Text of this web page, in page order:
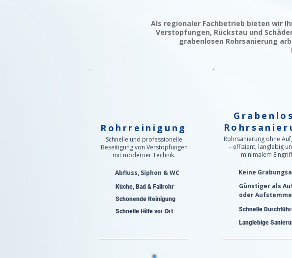
Als regionaler Fachbetrieb bieten wir
Verstopfungen, Rückstau und
grabenlosen Rohrsanierung
Rohrreinigung
Schnelle und professionelle
Beseitigung von Verstopfungen
mit moderner Technik.
Abfluss, Siphon & WC
Küche, Bad & Fallrohr
Schonende Reinigung
Schnelle Hilfe vor Ort
Rohrsanierung ohne
– effizient, langlebig
minimalem
Keine
Günstiger als
oder
Schnelle
Langlebige